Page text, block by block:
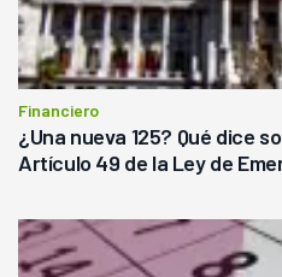
Financiero
¿Una nueva 125? Qué dice
Artículo 49 de la Ley de